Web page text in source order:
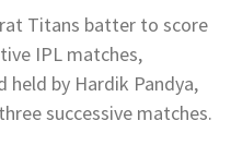
Titans batter to score
IPL matches,
held by Hardik Pandya,
successive matches.